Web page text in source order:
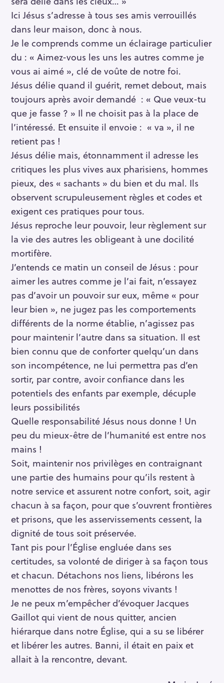
Ici Jésus s’adresse à tous ses amis verrouillés
dans leur maison, donc à nous.
Je le comprends comme un éclairage particulier
du : « Aimez-vous les uns les autres comme je
vous ai aimé », clé de voûte de notre foi.
Jésus délie quand il guérit, remet debout, mais
toujours après avoir demandé : « Que veux-tu
que je fasse ? » Il ne choisit pas à la place de
l’intéressé. Et ensuite il envoie : « va », il ne
retient pas !
Jésus délie mais, étonnamment il adresse les
critiques les plus vives aux pharisiens, hommes
pieux, des « sachants » du bien et du mal. Ils
observent scrupuleusement règles et codes et
exigent ces pratiques pour tous.
Jésus reproche leur pouvoir, leur règlement sur
la vie des autres les obligeant à une docilité
mortifère.
J’entends ce matin un conseil de Jésus : pour
aimer les autres comme je l’ai fait, n’essayez
pas d’avoir un pouvoir sur eux, même « pour
leur bien », ne jugez pas les comportements
différents de la norme établie, n’agissez pas
pour maintenir l’autre dans sa situation. Il est
bien connu que de conforter quelqu’un dans
son incompétence, ne lui permettra pas d’en
sortir, par contre, avoir confiance dans les
potentiels des enfants par exemple, décuple
leurs possibilités
Quelle responsabilité Jésus nous donne ! Un
peu du mieux-être de l’humanité est entre nos
mains !
Soit, maintenir nos privilèges en contraignant
une partie des humains pour qu’ils restent à
notre service et assurent notre confort, soit, agir
chacun à sa façon, pour que s’ouvrent frontières
et prisons, que les asservissements cessent, la
dignité de tous soit préservée.
Tant pis pour l’Église engluée dans ses
certitudes, sa volonté de diriger à sa façon tous
et chacun. Détachons nos liens, libérons les
menottes de nos frères, soyons vivants !
Je ne peux m’empêcher d’évoquer Jacques
Gaillot qui vient de nous quitter, ancien
hiérarque dans notre Église, qui a su se libérer
et libérer les autres. Banni, il était en paix et
allait à la rencontre, devant.
R
e